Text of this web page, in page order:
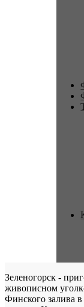
Зеленогорск -
живописном
Финского залива